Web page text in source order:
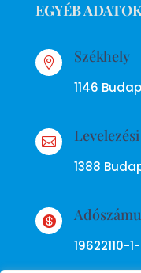
EGYÉB
 Székhely
1146

1388

19622110-